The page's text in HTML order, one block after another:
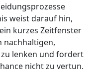
weist darauf hin,
kurzes Zeitfenster
nachhaltigen,
lenken und fordert
nicht zu vertun.